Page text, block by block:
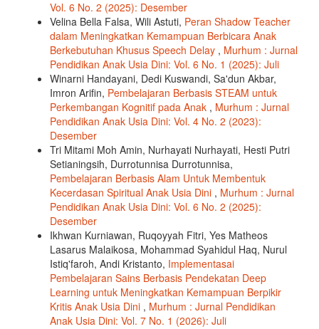
Vol. 6 No. 2 (2025): Desember
Velina Bella Falsa, Wili Astuti, Peran Shadow Teacher
dalam Meningkatkan Kemampuan Berbicara Anak
Berkebutuhan Khusus Speech Delay , Murhum : Jurnal
Pendidikan Anak Usia Dini: Vol. 6 No. 1 (2025): Juli
Winarni Handayani, Dedi Kuswandi, Sa'dun Akbar,
Imron Arifin, Pembelajaran Berbasis STEAM untuk
Perkembangan Kognitif pada Anak , Murhum : Jurnal
Pendidikan Anak Usia Dini: Vol. 4 No. 2 (2023):
Desember
Tri Mitami Moh Amin, Nurhayati Nurhayati, Hesti Putri
Setianingsih, Durrotunnisa Durrotunnisa,
Pembelajaran Berbasis Alam Untuk Membentuk
Kecerdasan Spiritual Anak Usia Dini , Murhum : Jurnal
Pendidikan Anak Usia Dini: Vol. 6 No. 2 (2025):
Desember
Ikhwan Kurniawan, Ruqoyyah Fitri, Yes Matheos
Lasarus Malaikosa, Mohammad Syahidul Haq, Nurul
Istiq'faroh, Andi Kristanto, Implementasai
Pembelajaran Sains Berbasis Pendekatan Deep
Learning untuk Meningkatkan Kemampuan Berpikir
Kritis Anak Usia Dini , Murhum : Jurnal Pendidikan
Anak Usia Dini: Vol. 7 No. 1 (2026): Juli